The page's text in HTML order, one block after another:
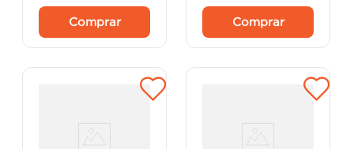
Comprar Comprar